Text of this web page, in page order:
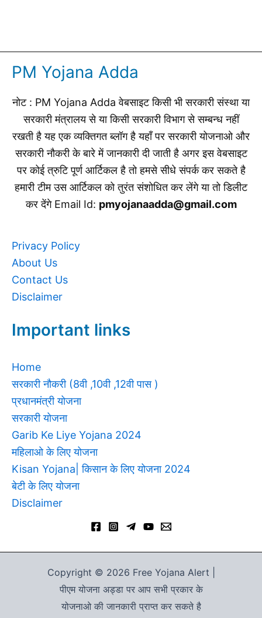
PM Yojana Adda
नोट : PM Yojana Adda वेबसाइट किसी भी सरकारी संस्था या
सरकारी मंत्रालय से या किसी सरकारी विभाग से सम्बन्ध नहीं
रखती है यह एक व्यक्तिगत ब्लॉग है यहाँ पर सरकारी योजनाओ और
सरकारी नौकरी के बारे में जानकारी दी जाती है अगर इस वेबसाइट
पर कोई त्रुटि पूर्ण आर्टिकल है तो हमसे सीधे संपर्क कर सकते है
हमारी टीम उस आर्टिकल को तुरंत संशोधित कर लेंगे या तो डिलीट
कर देंगे Email Id: pmyojanaadda@gmail.com
Privacy Policy
About Us
Contact Us
Disclaimer
Important links
Home
सरकारी नौकरी (8वी ,10वी ,12वी पास )
प्रधानमंत्री योजना
सरकारी योजना
Garib Ke Liye Yojana 2024
महिलाओ के लिए योजना
Kisan Yojana| किसान के लिए योजना 2024
बेटी के लिए योजना
Disclaimer
Copyright © 2026 Free Yojana Alert |
पीएम योजना अड्डा पर आप सभी प्रकार के
योजनाओ की जानकारी प्राप्त कर सकते है